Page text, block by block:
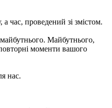
час, проведений зі змістом.
Майбутнього,
моменти вашого
нас.